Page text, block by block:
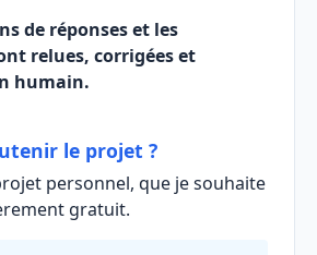
de réponses et les
relues, corrigées et
humain.
le projet ?
personnel, que je souhaite
gratuit.